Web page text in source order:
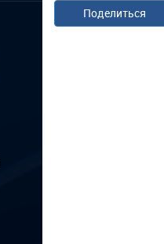
Поделиться